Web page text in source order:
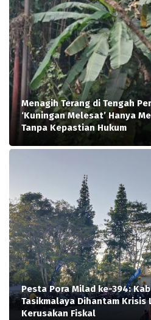
Menagih Terang di Tengah
‘Kuningan Melesat’ Hanya
Tanpa Kepastian Hukum
Pesta Pora Milad ke-394:
Tasikmalaya Dihantam Krisis
Kerusakan Fiskal